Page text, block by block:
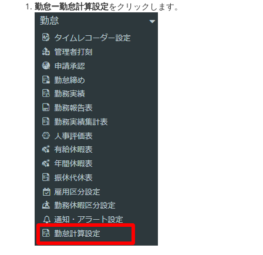
勤怠ー勤怠計算設定をクリックします。